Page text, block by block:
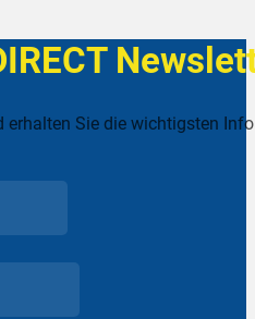
erhalten Sie die wichtigsten